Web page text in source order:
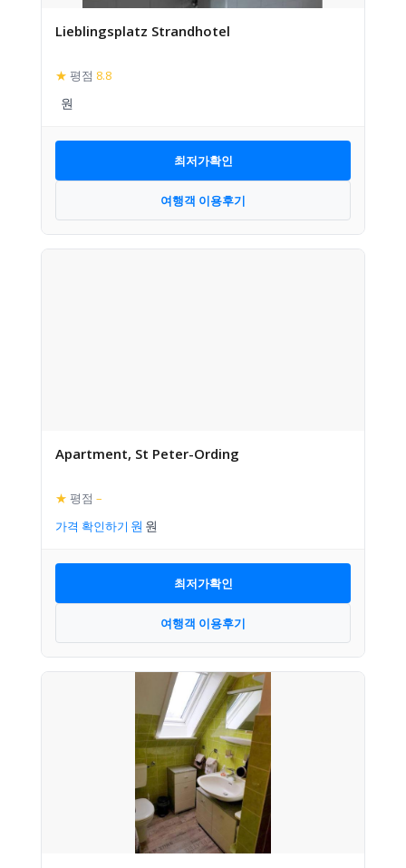
Lieblingsplatz Strandhotel
★ 평점 8.8
최저가확인
여행객 이용후기
Apartment, St Peter-Ording
★ 평점 –
가격 확인하기
최저가확인
여행객 이용후기